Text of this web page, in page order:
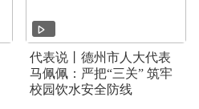
代表说丨德州市人大代表
马佩佩：严把“三关” 筑牢
校园饮水安全防线